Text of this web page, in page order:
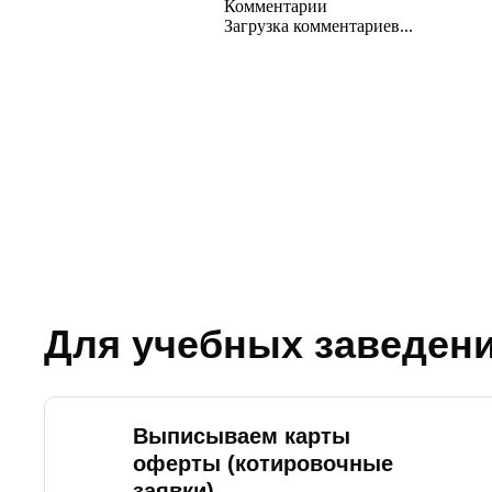
Комментарии
Загрузка комментариев...
Для учебных
Выписываем карты
оферты (котировочные